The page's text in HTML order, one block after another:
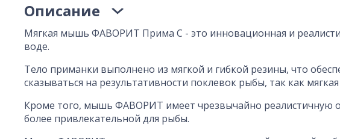
Описание
Мягкая мышь ФАВОРИТ Прима С - это инновационная и
воде.
Тело приманки выполнено из мягкой и гибкой резины, что
сказываться на результативности поклевок рыбы, так как
Кроме того, мышь ФАВОРИТ имеет чрезвычайно реалистичную
более привлекательной для рыбы.